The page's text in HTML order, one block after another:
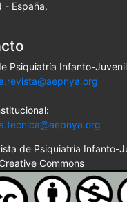
- España.
Psiquiatría Infanto-Juvenil
de Psiquiatría Infanto-
Commons